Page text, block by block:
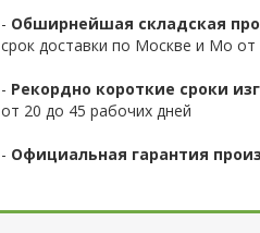
- Обширнейшая складская
срок доставки по Москве и Мо от
- Рекордно короткие сроки
от 20 до 45 рабочих дней
- Официальная гарантия